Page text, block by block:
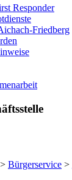
Responder
Friedberg
> Bürgerservice >